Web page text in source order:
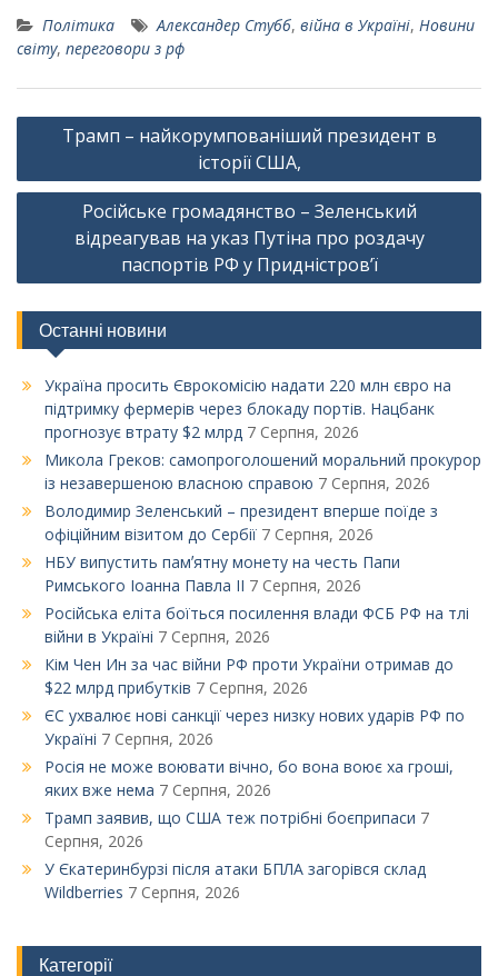
Політика Александер Стубб, війна в Україні, Новини
світу, переговори з рф
Навігація
записів
Трамп – найкорумпованіший президент в
історії США,
Російське громадянство – Зеленський
відреагував на указ Путіна про роздачу
паспортів РФ у Придністров’ї
Останні новини
Україна просить Єврокомісію надати 220 млн євро на
підтримку фермерів через блокаду портів. Нацбанк
прогнозує втрату $2 млрд 7 Серпня, 2026
Микола Греков: самопроголошений моральний прокурор
із незавершеною власною справою 7 Серпня, 2026
Володимир Зеленський – президент вперше поїде з
офіційним візитом до Сербії 7 Серпня, 2026
НБУ випустить памʼятну монету на честь Папи
Римського Іоанна Павла ІІ 7 Серпня, 2026
Російська еліта боїться посилення влади ФСБ РФ на тлі
війни в Україні 7 Серпня, 2026
Кім Чен Ин за час війни РФ проти України отримав до
$22 млрд прибутків 7 Серпня, 2026
ЄС ухвалює нові санкції через низку нових ударів РФ по
Україні 7 Серпня, 2026
Росія не може воювати вічно, бо вона воює ха гроші,
яких вже нема 7 Серпня, 2026
Трамп заявив, що США теж потрібні боєприпаси 7
Серпня, 2026
У Єкатеринбурзі після атаки БПЛА загорівся склад
Wildberries 7 Серпня, 2026
Категорії